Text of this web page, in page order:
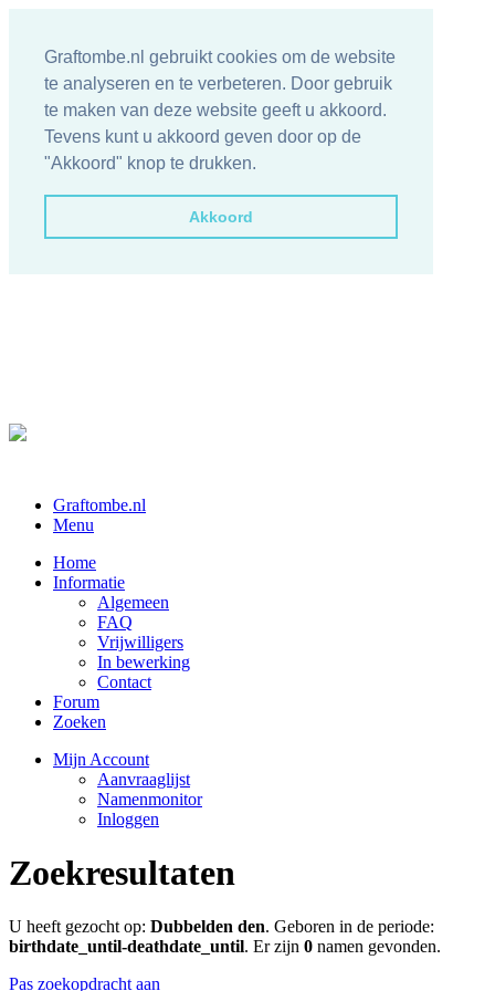
Graftombe.nl gebruikt cookies om de website
te analyseren en te verbeteren. Door gebruik
te maken van deze website geeft u akkoord.
Tevens kunt u akkoord geven door op de
"Akkoord" knop te drukken.
Akkoord
Graftombe.nl
Menu
Home
Informatie
Algemeen
FAQ
Vrijwilligers
In bewerking
Contact
Forum
Zoeken
Mijn Account
Aanvraaglijst
Namenmonitor
Inloggen
Zoekresultaten
U heeft gezocht op: Dubbelden den. Geboren in de periode:
birthdate_until-deathdate_until. Er zijn 0 namen gevonden.
Pas zoekopdracht aan